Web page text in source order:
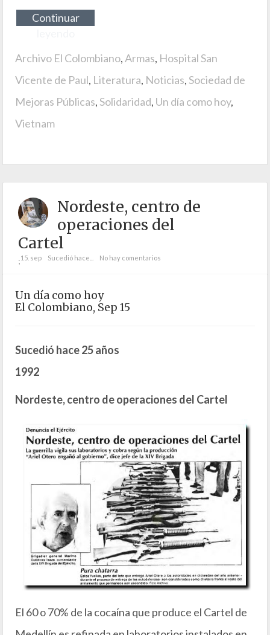
Continuar
Archivo El Colombiano,Armas, Hospital San
Vicente de Paul, Literatura, Noticias,Sociedad de
Mejoras Públicas,Solidaridad, Un día como hoy,
Vietnam
Nordeste, centro de
operaciones del
Cartel
;15. sep Sucedió hace... No hay comentarios
Un día como hoy
El Colombiano, Sep 15
Sucedió hace 25 años
1992
Nordeste, centro de operaciones del Cartel
El 60 o 70% de la cocaína que produce el Cartel de